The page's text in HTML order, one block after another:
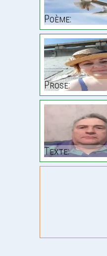
Poème:
Prose:
Texte: